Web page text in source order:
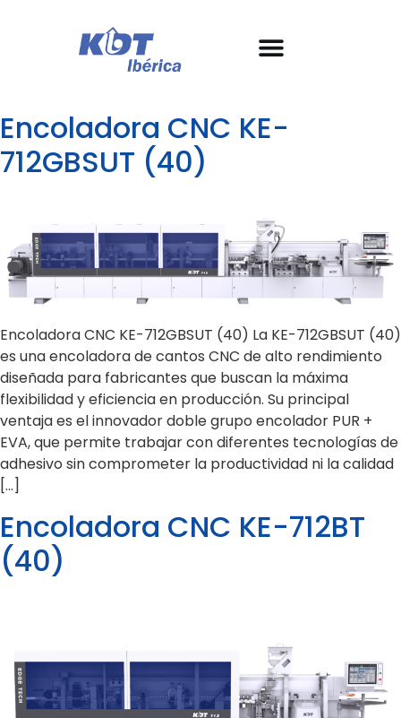
Encoladora CNC KE-
712GBSUT (40)
Encoladora CNC KE-712GBSUT (40) La KE-712GBSUT (40)
es una encoladora de cantos CNC de alto rendimiento
diseñada para fabricantes que buscan la máxima
flexibilidad y eficiencia en producción. Su principal
ventaja es el innovador doble grupo encolador PUR +
EVA, que permite trabajar con diferentes tecnologías de
adhesivo sin comprometer la productividad ni la calidad
[…]
Encoladora CNC KE-712BT
(40)